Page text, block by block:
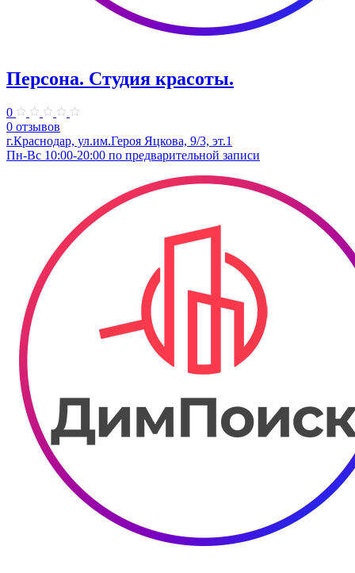
Персона. Студия красоты.
0
0 отзывов
г.Краснодар, ул.им.Героя Яцкова, 9/3, эт.​1
Пн-Вс 10:00-20:00 по предварительной записи